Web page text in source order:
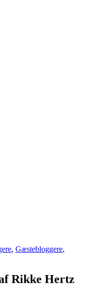
, Gæstebloggere,
Rikke Hertz